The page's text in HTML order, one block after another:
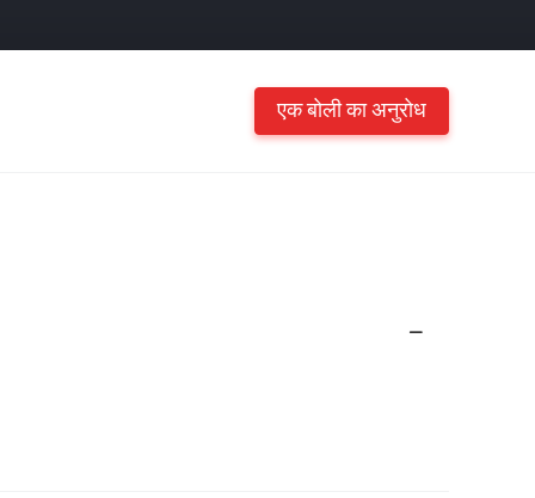
एक बोली का अनुरोध